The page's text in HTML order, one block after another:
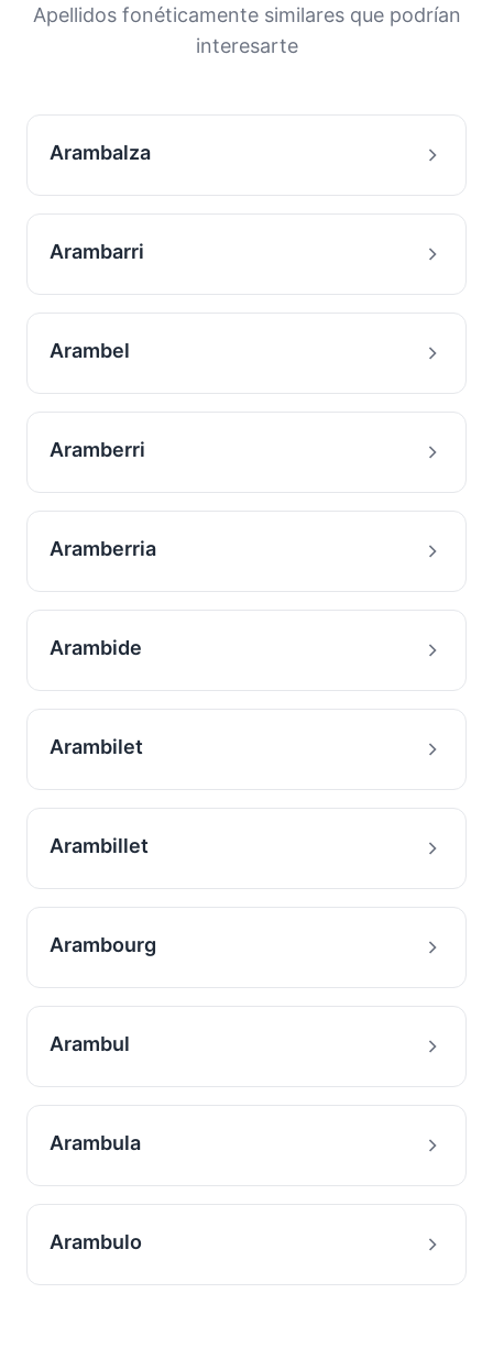
orígenes y la historia migratoria de las familias
Apellidos fonéticamente similares que podrían
interesarte
Arambalza
Arambarri
Arambel
Aramberri
Aramberria
Arambide
Arambilet
Arambillet
Arambourg
Arambul
Arambula
Arambulo